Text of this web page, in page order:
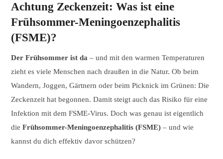
Achtung Zeckenzeit: Was ist eine
Frühsommer-Meningoenzephalitis
(FSME)?
Der Frühsommer ist da – und mit den warmen Temperaturen
zieht es viele Menschen nach draußen in die Natur. Ob beim
Wandern, Joggen, Gärtnern oder beim Picknick im Grünen: Die
Zeckenzeit hat begonnen. Damit steigt auch das Risiko für eine
Infektion mit dem FSME-Virus. Doch was genau ist eigentlich
dieFrühsommer-Meningoenzephalitis (FSME) – und wie
kannst du dich effektiv davor schützen?